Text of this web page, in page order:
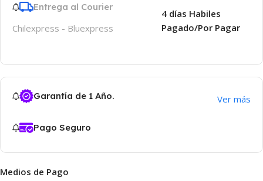
Entrega al Courier
Chilexpress - Bluexpress
4 días Habiles
Pagado/Por Pagar
Garantía de 1 Año. Ver más
Pago Seguro
Medios de Pago